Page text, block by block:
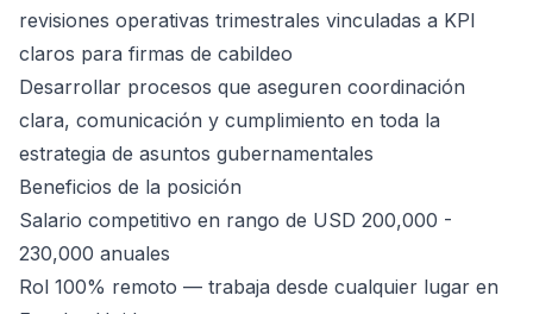
revisiones operativas trimestrales vinculadas a KPI
claros para firmas de cabildeo
Desarrollar procesos que aseguren coordinación
clara, comunicación y cumplimiento en toda la
estrategia de asuntos gubernamentales
Beneficios de la posición
Salario competitivo en rango de USD 200,000 -
230,000 anuales
Rol 100% remoto — trabaja desde cualquier lugar en